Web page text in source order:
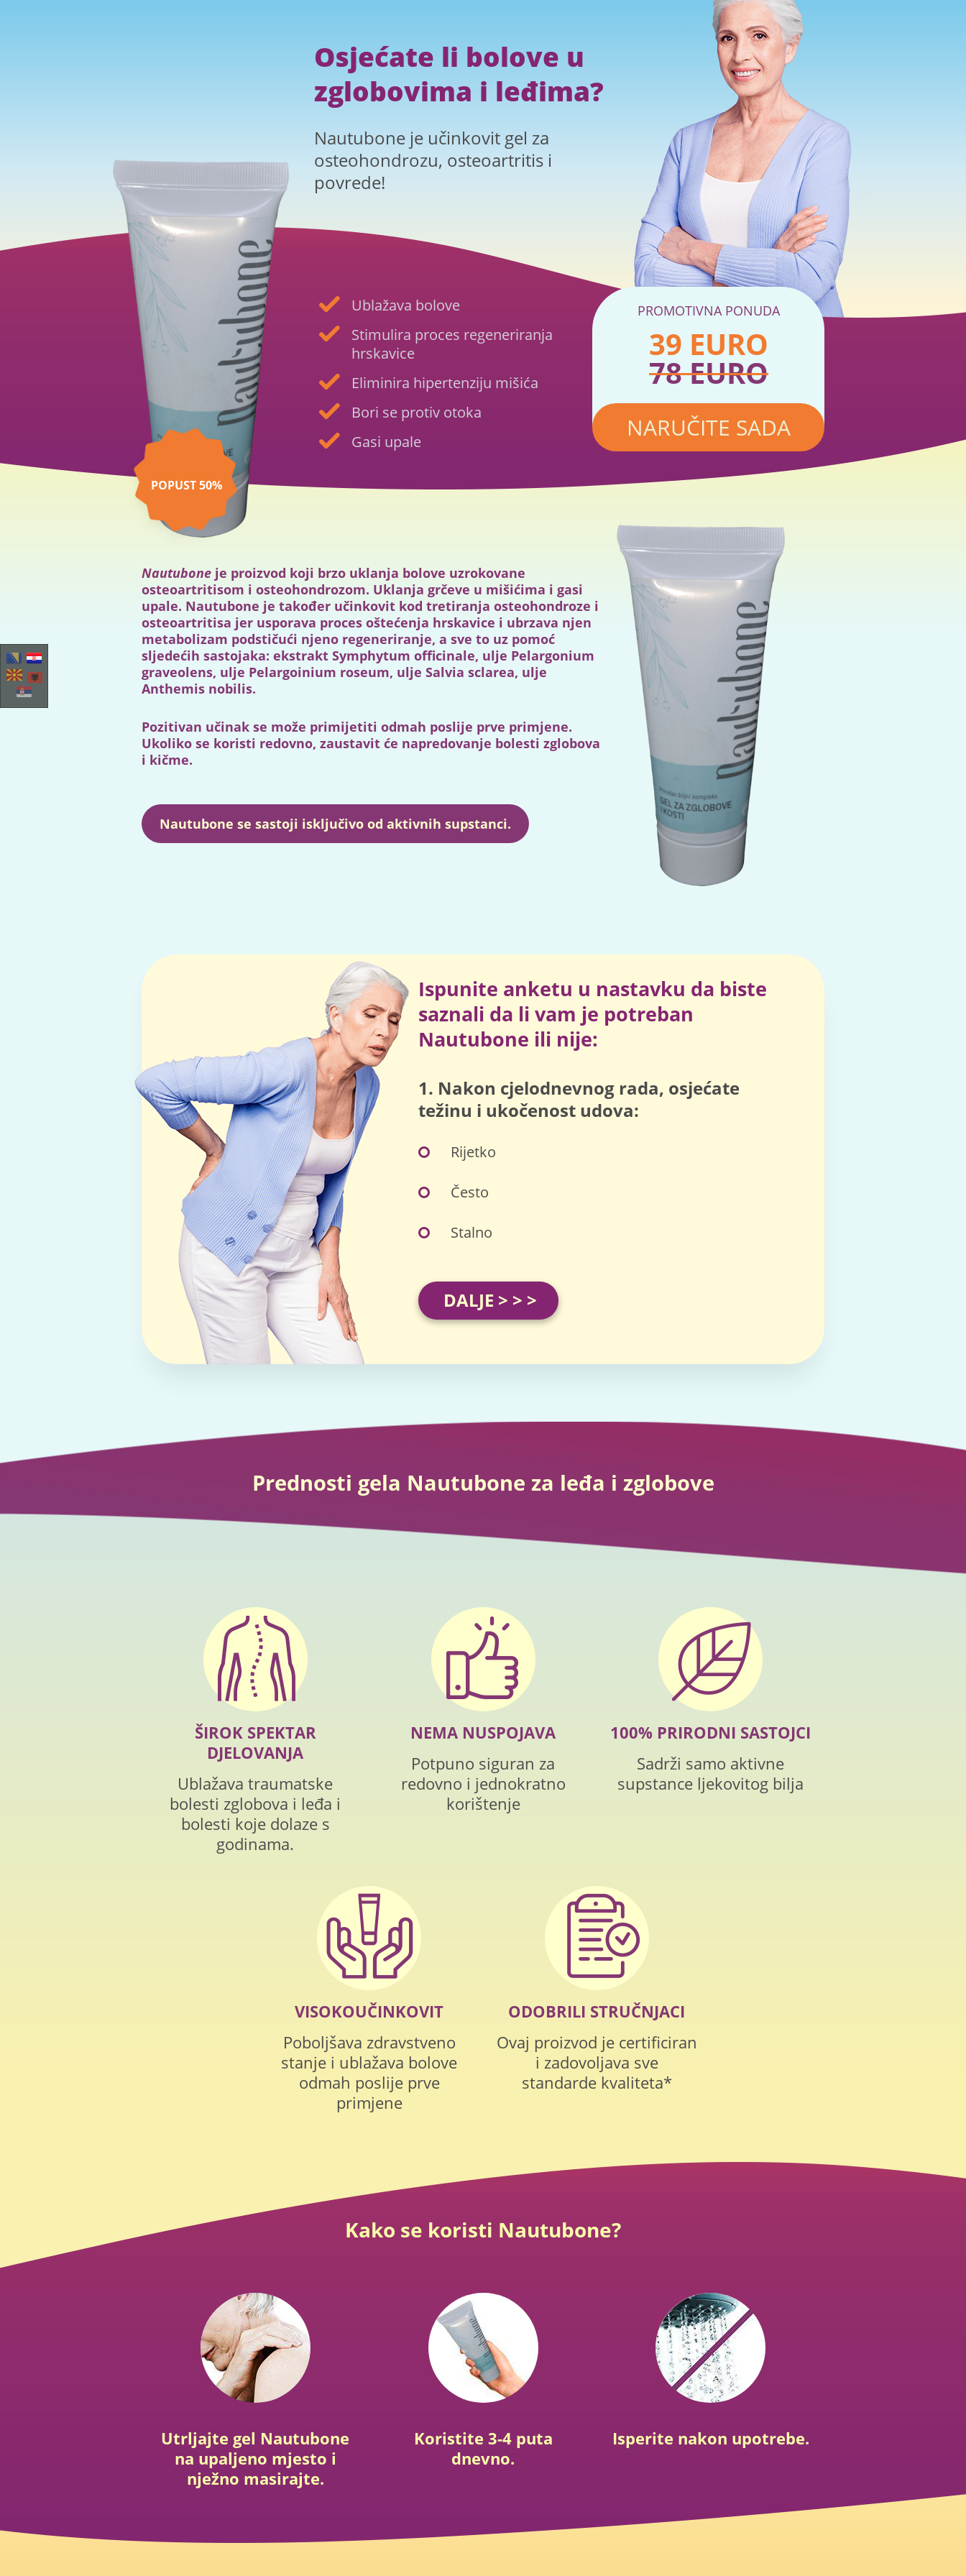
Osjećate li bolove u
zglobovima i leđima?
Nautubone je učinkovit gel za
osteohondrozu, osteoartritis i
povrede!
POPUST50%
Ublažava bolove
Stimulira proces regeneriranja
hrskavice
Eliminira hipertenziju mišića
Bori se protiv otoka
Gasi upale
PROMOTIVNA PONUDA
39 EURO
78EURO
NARUČITE SADA
Nautubone je proizvod koji brzo uklanja bolove uzrokovane
osteoartritisom i osteohondrozom. Uklanja grčeve u mišićima i gasi
upale. Nautubone je također učinkovit kod tretiranja osteohondroze i
osteoartritisa jer usporava proces oštećenja hrskavice i ubrzava njen
metabolizam podstičući njeno regeneriranje, a sve to uz pomoć
sljedećih sastojaka: ekstrakt Symphytum officinale, ulje Pelargonium
graveolens, ulje Pelargoinium roseum, ulje Salvia sclarea, ulje
Anthemis nobilis.
Pozitivan učinak se može primijetiti odmah poslije prve primjene.
Ukoliko se koristi redovno, zaustavit će napredovanje bolesti zglobova
i kičme.
Nautubone se sastoji isključivo od aktivnih supstanci.
Ispunite anketu u nastavku da biste
saznali da li vam je potreban
Nautubone ili nije:
1. Nakon cjelodnevnog rada, osjećate
težinu i ukočenost udova:
Rijetko
Često
Stalno
DALJE > > >
Prednosti gela Nautubone za leđa i zglobove
ŠIROK SPEKTAR
DJELOVANJA
Ublažava traumatske
bolesti zglobova i leđa i
bolesti koje dolaze s
godinama.
NEMA NUSPOJAVA
Potpuno siguran za
redovno i jednokratno
korištenje
100% PRIRODNI SASTOJCI
Sadrži samo aktivne
supstance ljekovitog bilja
VISOKOUČINKOVIT
Poboljšava zdravstveno
stanje i ublažava bolove
odmah poslije prve
primjene
ODOBRILI STRUČNJACI
Ovaj proizvod je certificiran
i zadovoljava sve
standarde kvaliteta*
Kako se koristi Nautubone?
Utrljajte gel Nautubone
na upaljeno mjesto i
nježno masirajte.
Koristite 3-4 puta
dnevno.
Isperite nakon upotrebe.